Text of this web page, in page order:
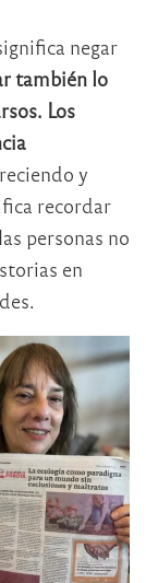
negar
también lo
Los
y
recordar
personas no
en